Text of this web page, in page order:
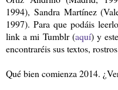
1994), Sandra Martínez
1997). Para que podáis
link a mi Tumblr (aquí) y
encontraréis sus textos,
Qué bien comienza 2014.